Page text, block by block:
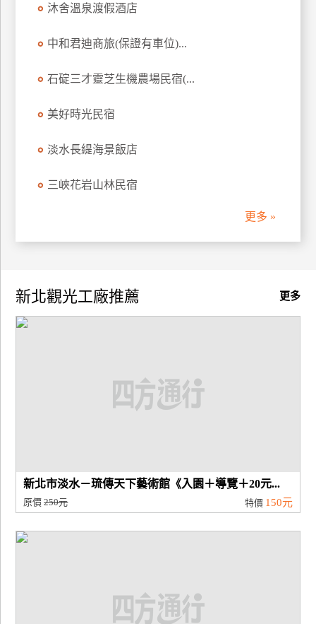
飯
作
計
商
沐舍溫泉渡假酒店
中和君迪商旅(保證有車位)...
石碇三才靈芝生機農場民宿(...
美好時光民宿
淡水長緹海景飯店
三峽花岩山林民宿
更多 »
更多
新北觀光工廠推薦
新北市淡水－琉傳天下藝術館《入園＋導覽＋20元...
原價250元 特價 150元